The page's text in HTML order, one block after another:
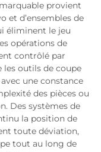
provient
et d’ensembles de
éliminent le jeu
opérations de
contrôlé par
outils de coupe
une constance
des pièces ou
Des systèmes de
la position de
toute déviation,
tout au long de